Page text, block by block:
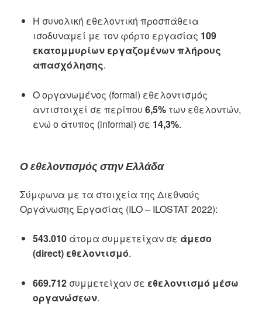
Η συνολική εθελοντική προσπάθεια
ισοδυναμεί με τον φόρτο εργασίας 109
εκατομμυρίων εργαζομένων πλήρους
απασχόλησης.
Ο οργανωμένος (formal) εθελοντισμός
αντιστοιχεί σε περίπου 6,5%των εθελοντών,
ενώ ο άτυπος (informal) σε 14,3%.
Ο εθελοντισμός στην Ελλάδα
Σύμφωνα με τα στοιχεία της Διεθνούς
Οργάνωσης Εργασίας (ILO – ILOSTAT 2022):
543.010άτομα συμμετείχαν σε άμεσο
(direct) εθελοντισμό.
669.712συμμετείχαν σε εθελοντισμό μέσω
οργανώσεων.